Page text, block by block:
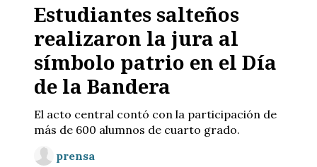
Estudiantes salteños
realizaron la jura al
símbolo patrio en el Día
de la Bandera
El acto central contó con la participación de
más de 600 alumnos de cuarto grado.
prensa